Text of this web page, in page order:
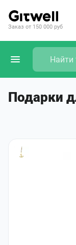
Заказ от 150 000 руб
Подарки